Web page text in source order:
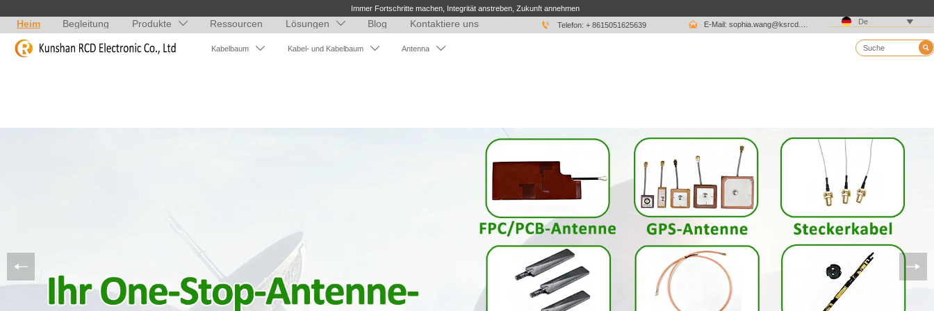
Immer Fortschritte machen, Integrität anstreben, Zukunft annehmen
Heim Begleitung Produkte  Ressourcen Lösungen  Blog Kontaktiere uns  Telefon: + 8615051625639  De 
Kabelbaum  Kabel- und Kabelbaum  Antenna  